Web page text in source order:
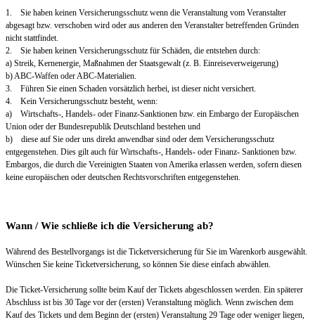
1. Sie haben keinen Versicherungsschutz wenn die Veranstaltung vom Veranstalter
abgesagt bzw. verschoben wird oder aus anderen den Veranstalter betreffenden Gründen
nicht stattfindet.
2. Sie haben keinen Versicherungsschutz für Schäden, die entstehen durch:
a) Streik, Kernenergie, Maßnahmen der Staatsgewalt (z. B. Einreiseverweigerung)
b) ABC-Waffen oder ABC-Materialien.
3. Führen Sie einen Schaden vorsätzlich herbei, ist dieser nicht versichert.
4. Kein Versicherungsschutz besteht, wenn:
a) Wirtschafts-, Handels- oder Finanz-Sanktionen bzw. ein Embargo der Europäischen
Union oder der Bundesrepublik Deutschland bestehen und
b) diese auf Sie oder uns direkt anwendbar sind oder dem Versicherungsschutz
entgegenstehen. Dies gilt auch für Wirtschafts-, Handels- oder Finanz- Sanktionen bzw.
Embargos, die durch die Vereinigten Staaten von Amerika erlassen werden, sofern diesen
keine europäischen oder deutschen Rechtsvorschriften entgegenstehen.
Wann / Wie schließe ich die Versicherung ab?
Während des Bestellvorgangs ist die Ticketversicherung für Sie im Warenkorb ausgewählt.
Wünschen Sie keine Ticketversicherung, so können Sie diese einfach abwählen.
Die Ticket-Versicherung sollte beim Kauf der Tickets abgeschlossen werden. Ein späterer
Abschluss ist bis 30 Tage vor der (ersten) Veranstaltung möglich. Wenn zwischen dem
Kauf des Tickets und dem Beginn der (ersten) Veranstaltung 29 Tage oder weniger liegen,